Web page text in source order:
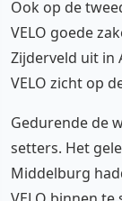
Ook op de
VELO goede
Zijderveld uit in
VELO zicht op
Gedurende de
setters. Het
Middelburg